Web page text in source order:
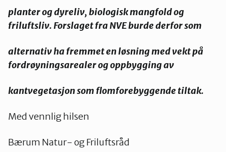
planter og dyreliv, biologisk mangfold og
friluftsliv. Forslaget fra NVE burde derfor som
alternativ ha fremmet en løsning med vekt på
fordrøyningsarealer og oppbygging av
kantvegetasjon som flomforebyggende tiltak.
Med vennlig hilsen
Bærum Natur- og Friluftsråd